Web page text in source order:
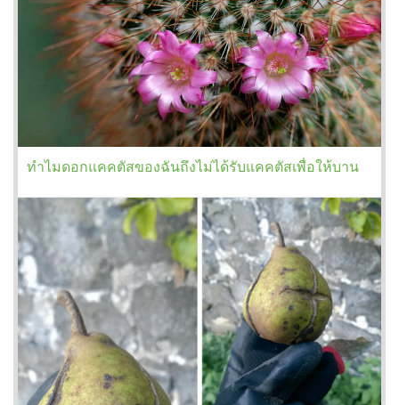
ทำไมดอกแคคตัสของฉันถึงไม่ได้รับแคคตัสเพื่อให้บาน